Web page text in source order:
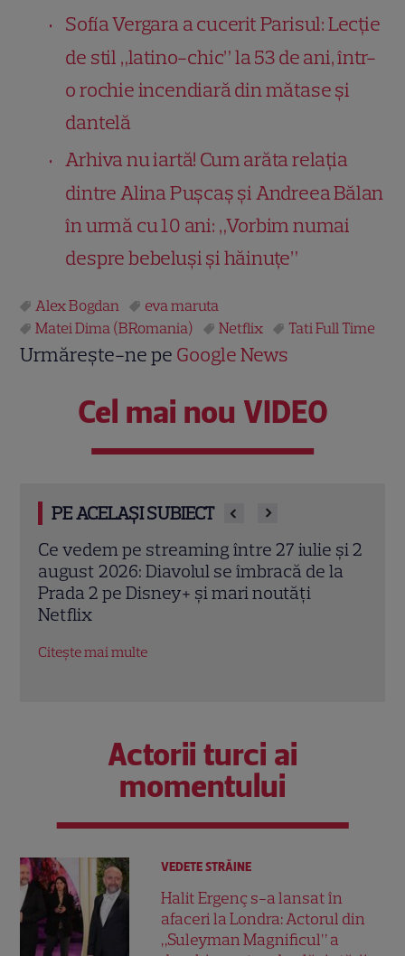
Sofía Vergara a cucerit Parisul: Lecție
de stil „latino-chic” la 53 de ani, într-
o rochie incendiară din mătase și
dantelă
Arhiva nu iartă! Cum arăta relația
dintre Alina Pușcaș și Andreea Bălan
în urmă cu 10 ani: „Vorbim numai
despre bebeluși și hăinuțe”
Alex Bogdan
eva maruta
Matei Dima (BRomania)
Netflix Tati Full Time
Urmărește-ne pe Google News
Cel mai nou VIDEO
PE ACELAȘI SUBIECT
Josh Hartnett revine pe Netflix în
thrillerul „Below”! Noutăți majore despre
premiile Emmy și noul serial Dan Brown
Actorii turci ai
momentului
VEDETE STRĂINE
Halit Ergenç s-a lansat în
afaceri la Londra: Actorul din
„Suleyman Magnificul” a